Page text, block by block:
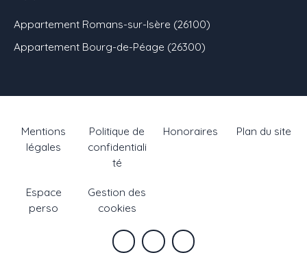
Appartement Romans-sur-Isère (26100)
Appartement Bourg-de-Péage (26300)
Mentions
légales
Politique de
confidentiali
té
Honoraires Plan du site
Espace
perso
Gestion des
cookies